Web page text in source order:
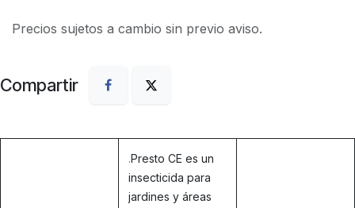
Precios sujetos a cambio sin previo aviso.
Compartir
.Presto CE es un
insecticida para
jardines y áreas